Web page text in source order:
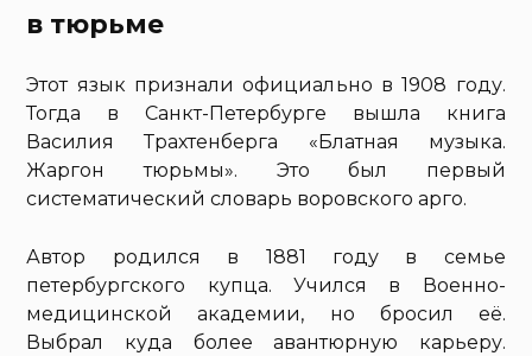
в тюрьме
Этот язык признали официально в 1908 году.
Тогда в Санкт-Петербурге вышла книга
Василия Трахтенберга «Блатная музыка.
Жаргон тюрьмы». Это был первый
систематический словарь воровского арго.
Автор родился в 1881 году в семье
петербургского купца. Учился в Военно-
медицинской академии, но бросил её.
Выбрал куда более авантюрную карьеру.